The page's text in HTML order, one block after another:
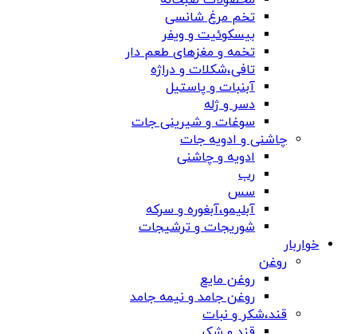
تخم مرغ شانسی
بیسکوئیت و ویفر
تخمه و مغزهای طعم دار
تافی،شکلات و دراژه
آبنبات و پاستیل
دسر و ژله
سوغات و شیرینی جات
چاشنی و ادویه جات
ادویه و چاشنی
رب
سس
آبلیمو،آبغوره و سرکه
شوریجات و ترشیجات
خواربار
روغن
روغن مایع
روغن جامد و نیمه جامد
قند،شکر و نبات